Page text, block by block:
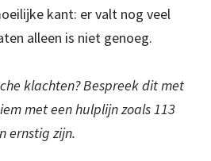
kant: er valt nog veel
alleen is niet genoeg.
klachten? Bespreek dit met
met een hulplijn zoals 113
ernstig zijn.